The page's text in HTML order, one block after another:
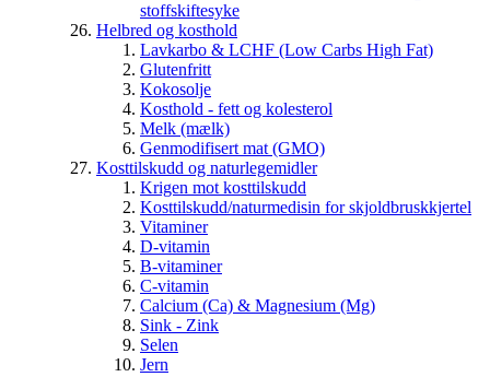
stoffskiftesyke
Helbred og kosthold
Lavkarbo & LCHF (Low Carbs High Fat)
Glutenfritt
Kokosolje
Kosthold - fett og kolesterol
Melk (mælk)
Genmodifisert mat (GMO)
Kosttilskudd og naturlegemidler
Krigen mot kosttilskudd
Kosttilskudd/naturmedisin for skjoldbruskkjertel
Vitaminer
D-vitamin
B-vitaminer
C-vitamin
Calcium (Ca) & Magnesium (Mg)
Sink - Zink
Selen
Jern